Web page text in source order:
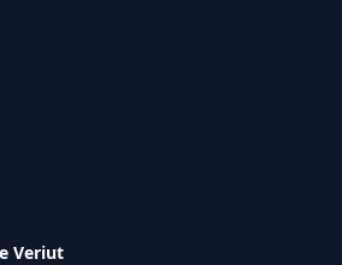
Veriut